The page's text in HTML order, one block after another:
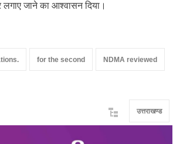
लगाए जाने का आश्वासन दिया।
for the second NDMA reviewed
उत्तराखण्ड